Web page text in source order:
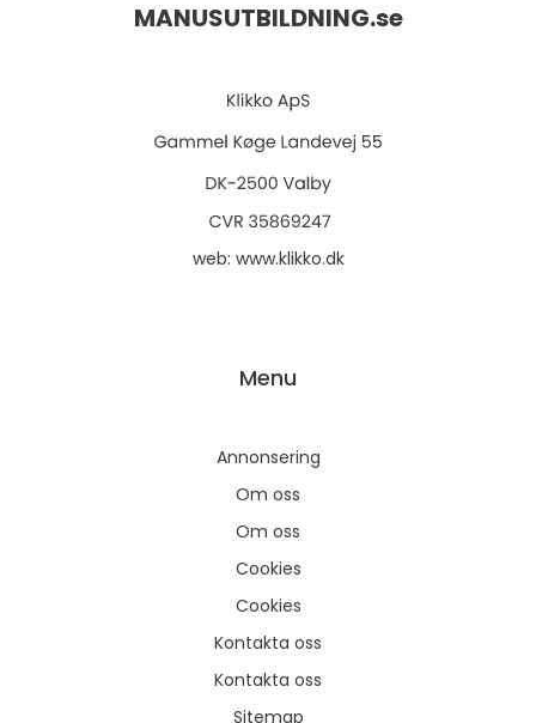
MANUSUTBILDNING.se
web: www.klikko.dk
Menu
Annonsering
Om oss
Om oss
Cookies
Cookies
Kontakta oss
Kontakta oss
Sitemap